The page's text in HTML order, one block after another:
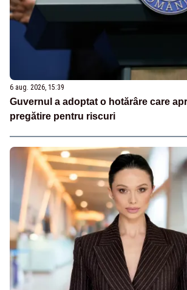
6 aug. 2026, 15:39
Guvernul a adoptat o hotărâre care
pregătire pentru riscuri